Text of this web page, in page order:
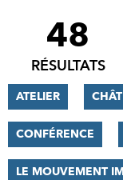
FILTRER
RÉSULTATS
48
RÉSULTATS
ATELIER
CONFÉRENCE
LE MOUVEMENT